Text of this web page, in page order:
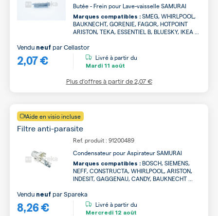
Butée - Frein pour Lave-vaisselle SAMURAI
Marques compatibles : SMEG, WHIRLPOOL,
BAUKNECHT, GORENJE, FAGOR, HOTPOINT
ARISTON, TEKA, ESSENTIEL B, BLUESKY, IKEA ...
2,07 €
Vendu neuf parCellastor
Livré à partir du
Mardi 11 août
Plus d’offres à partir de2,07 €
Aide en visio incluse
Filtre anti-parasite
Ref. produit : 91200489
Condensateur pour Aspirateur SAMURAI
Marques compatibles : BOSCH, SIEMENS,
NEFF, CONSTRUCTA, WHIRLPOOL, ARISTON,
INDESIT, GAGGENAU, CANDY, BAUKNECHT ...
8,26 €
Vendu neuf parSpareka
Livré à partir du
Mercredi 12 août